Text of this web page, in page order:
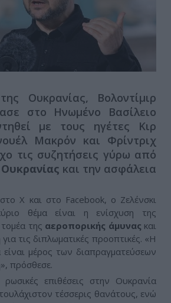
Ουκρανίας, Βολοντίμιρ
στο Ηνωμένο Βασίλειο
με τους ηγέτες Κιρ
Μακρόν και Φρίντριχ
τις συζητήσεις γύρω από
και την ασφάλεια
X και στο Facebook, ο Ζελένσκι
θέμα είναι η ενίσχυση της
της αεροπορικής άμυνας και
τις διπλωματικές προοπτικές. «Η
μέρος των διαπραγματεύσεων
πρόσθεσε.
επιθέσεις στην Ουκρανία
τέσσερις θανάτους, ενώ